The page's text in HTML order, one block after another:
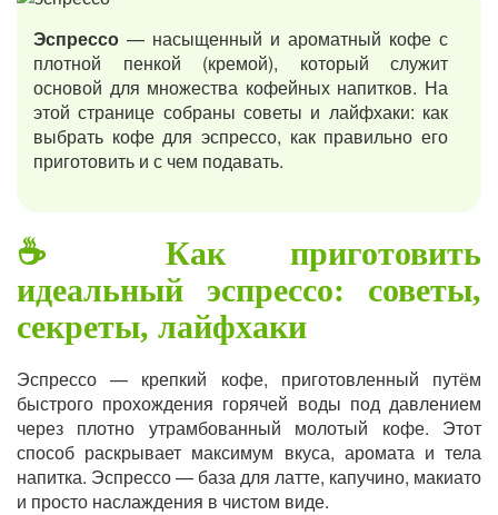
Эспрессо — насыщенный и ароматный кофе с
плотной пенкой (кремой), который служит
основой для множества кофейных напитков. На
этой странице собраны советы и лайфхаки: как
выбрать кофе для эспрессо, как правильно его
приготовить и с чем подавать.
☕ Как приготовить
идеальный эспрессо: советы,
секреты, лайфхаки
Эспрессо — крепкий кофе, приготовленный путём
быстрого прохождения горячей воды под давлением
через плотно утрамбованный молотый кофе. Этот
способ раскрывает максимум вкуса, аромата и тела
напитка. Эспрессо — база для латте, капучино, макиато
и просто наслаждения в чистом виде.